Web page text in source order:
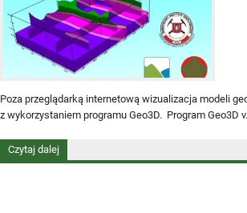
Poza przeglądarką internetową wizualizacja modeli
z wykorzystaniem programu Geo3D. Program Geo3D
Czytaj dalej